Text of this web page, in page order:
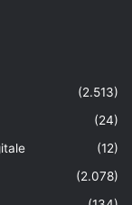
(2.513)
(24)
(12)
(2.078)